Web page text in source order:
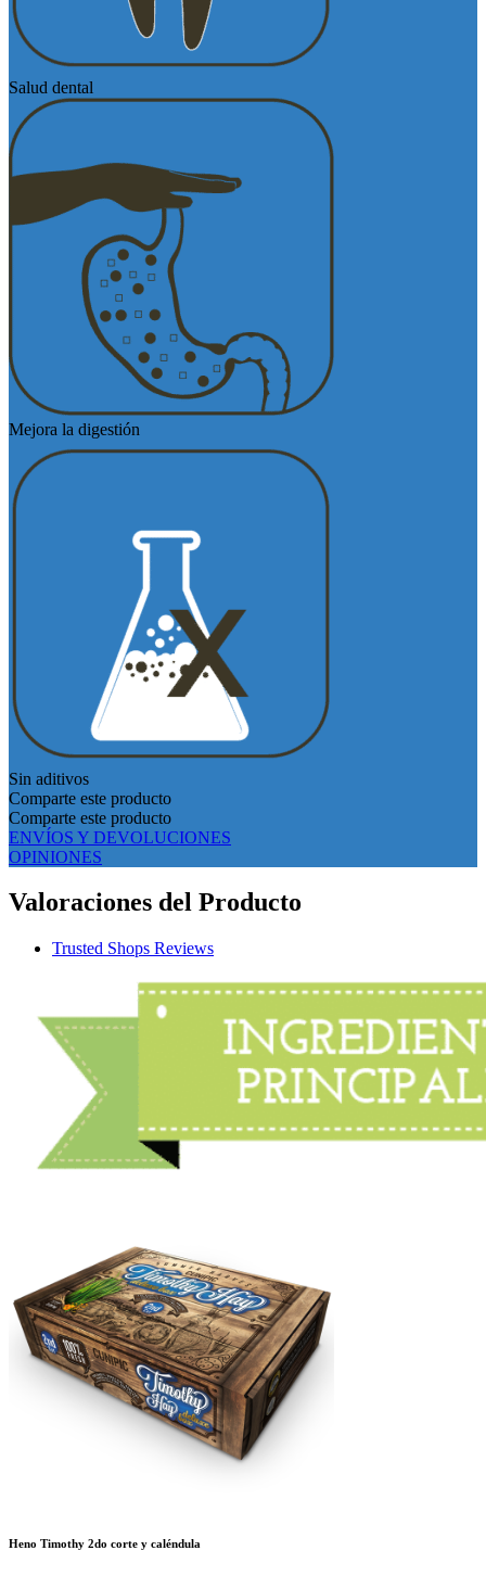
Salud dental
Mejora la digestión
Sin aditivos
Comparte este producto
Comparte este producto
ENVÍOS Y DEVOLUCIONES
OPINIONES
Valoraciones del Producto
Trusted Shops Reviews
Heno Timothy 2do corte y caléndula